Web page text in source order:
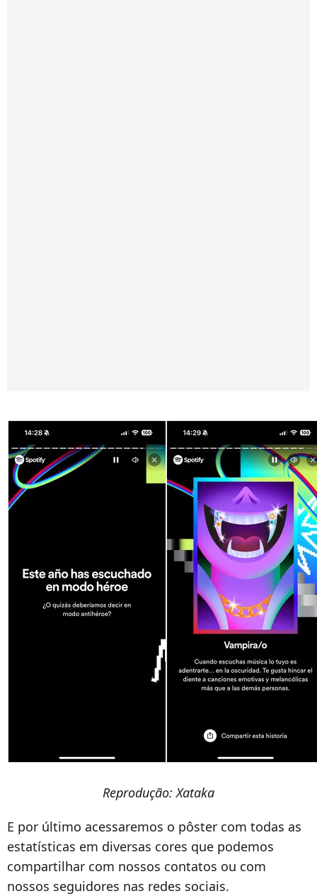
Reprodução: Xataka
E por último acessaremos o pôster com todas as
estatísticas em diversas cores que podemos
compartilhar com nossos contatos ou com
nossos seguidores nas redes sociais.